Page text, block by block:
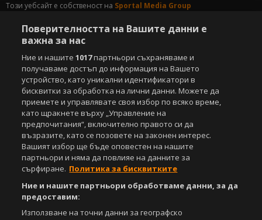
Този уебсайт е собственост на Sportal Media Group
За нас Екип За рекламa
Общи условия
Етични правила на НСС
Управление на предпочитания
Съдържанието на този уеб сайт и технологиите, използвани в него, са
под закрила на Закона за авторското право и сродните му права.
Всички статии, репортажи, интервюта и други текстови, графични и
видео материали, публикувани в сайта, са собственост на Агенция
Спортал, освен ако изрично е посочено друго. Допуска се
публикуване на текстови материали само след писмено съгласие на
Агенция Спортал, посочване на източника и добавяне на линк към
www.sportal.bg. Използването на графични и видео материали,
публикувани в сайта, е строго забранено. Нарушителите ще бъдат
санкционирани с цялата строгост на закона.
СвалиБЕЗПЛАТНОТО
Android
Поверителността на Вашите данни е
важна за нас
Ние и нашите1017партньори съхраняваме и
получаваме достъп до информация на Вашето
устройство, като уникални идентификатори в
бисквитки за обработка на лични данни. Можете да
приемете и управлявате своя избор по всяко време,
като щракнете върху „Управление на
предпочитания“, включително правото си да
възразите, като се позовете на законен интерес.
Вашият избор ще бъде оповестен на нашите
партньори и няма да повлияе на данните за
сърфиране. Политика за бисквитките
Ние и нашите партньори обработваме данни, за да
предоставим:
Използване на точни данни за географско